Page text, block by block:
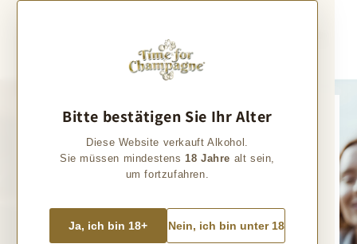
Einzigartige Champagner
Entdeckt mit uns die vielfältige Welt einzigartiger Champagner!
Von unseren regelmäßigen Reisen in die Champagne bringen wir Euch besondere
Bitte bestätigen Sie Ihr Alter
Diese Website verkauft Alkohol.
Sie müssen mindestens18 Jahre alt sein,
um fortzufahren.
Ja, ich bin 18+ Nein, ich bin unter 18